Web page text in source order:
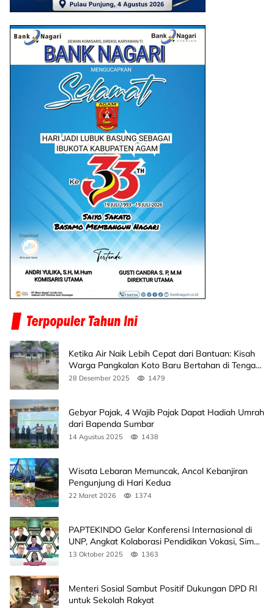
Ketika Air Naik Lebih Cepat dari Bantuan: Kisah
Warga Pangkalan Koto Baru Bertahan di Tengah
Banjir
28 Desember 2025 1479
Gebyar Pajak, 4 Wajib Pajak Dapat Hadiah Umrah
dari Bapenda Sumbar
14 Agustus 2025 1438
Wisata Lebaran Memuncak, Ancol Kebanjiran
Pengunjung di Hari Kedua
22 Maret 2026 1374
PAPTEKINDO Gelar Konferensi Internasional di
UNP, Angkat Kolaborasi Pendidikan Vokasi, Simak
Agendanya
13 Oktober 2025 1363
Menteri Sosial Sambut Positif Dukungan DPD RI
untuk Sekolah Rakyat